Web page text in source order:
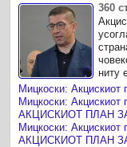
360
ниту
Мицкоски: Акцискиот